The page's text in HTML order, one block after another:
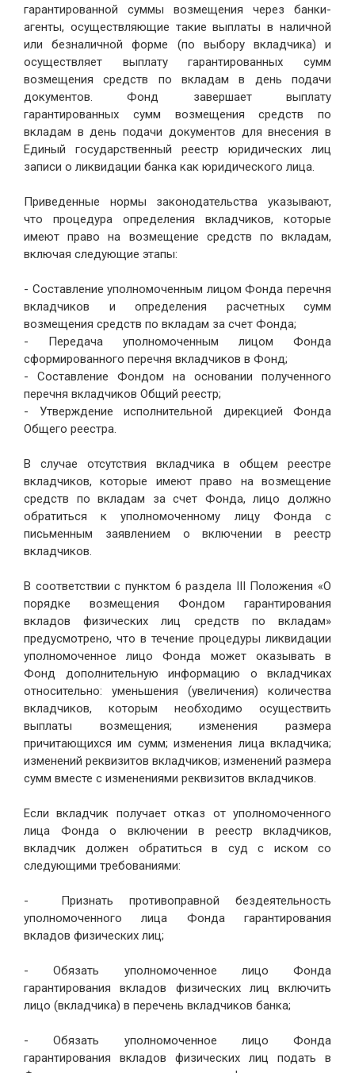
гарантированной суммы возмещения через банки-
агенты, осуществляющие такие выплаты в наличной
или безналичной форме (по выбору вкладчика) и
осуществляет выплату гарантированных сумм
возмещения средств по вкладам в день подачи
документов. Фонд завершает выплату
гарантированных сумм возмещения средств по
вкладам в день подачи документов для внесения в
Единый государственный реестр юридических лиц
записи о ликвидации банка как юридического лица.
Приведенные нормы законодательства указывают,
что процедура определения вкладчиков, которые
имеют право на возмещение средств по вкладам,
включая следующие этапы:
- Составление уполномоченным лицом Фонда перечня
вкладчиков и определения расчетных сумм
возмещения средств по вкладам за счет Фонда;
- Передача уполномоченным лицом Фонда
сформированного перечня вкладчиков в Фонд;
- Составление Фондом на основании полученного
перечня вкладчиков Общий реестр;
- Утверждение исполнительной дирекцией Фонда
Общего реестра.
В случае отсутствия вкладчика в общем реестре
вкладчиков, которые имеют право на возмещение
средств по вкладам за счет Фонда, лицо должно
обратиться к уполномоченному лицу Фонда с
письменным заявлением о включении в реестр
вкладчиков.
В соответствии с пунктом 6 раздела III Положения «О
порядке возмещения Фондом гарантирования
вкладов физических лиц средств по вкладам»
предусмотрено, что в течение процедуры ликвидации
уполномоченное лицо Фонда может оказывать в
Фонд дополнительную информацию о вкладчиках
относительно: уменьшения (увеличения) количества
вкладчиков, которым необходимо осуществить
выплаты возмещения; изменения размера
причитающихся им сумм; изменения лица вкладчика;
изменений реквизитов вкладчиков; изменений размера
сумм вместе с изменениями реквизитов вкладчиков.
Если вкладчик получает отказ от уполномоченного
лица Фонда о включении в реестр вкладчиков,
вкладчик должен обратиться в суд с иском со
следующими требованиями:
- Признать противоправной бездеятельность
уполномоченного лица Фонда гарантирования
вкладов физических лиц;
- Обязать уполномоченное лицо Фонда
гарантирования вкладов физических лиц включить
лицо (вкладчика) в перечень вкладчиков банка;
- Обязать уполномоченное лицо Фонда
гарантирования вкладов физических лиц подать в